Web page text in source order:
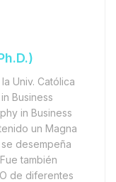
Univ. Católica
Business
in Business
un Magna
desempeña
también
de diferentes